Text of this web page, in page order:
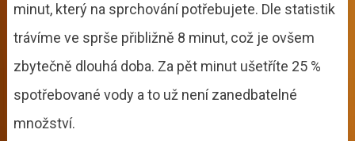
minut, který na sprchování potřebujete. Dle statistik
trávíme ve sprše přibližně 8 minut, což je ovšem
zbytečně dlouhá doba. Za pět minut ušetříte 25 %
spotřebované vody a to už není zanedbatelné
množství.